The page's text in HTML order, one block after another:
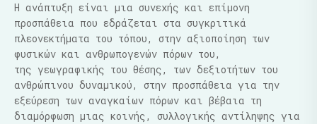
Η ανάπτυξη είναι μια συνεχής και επίμονη
προσπάθεια που εδράζεται στα συγκριτικά
πλεονεκτήματα του τόπου, στην αξιοποίηση των
φυσικών και ανθρωπογενών πόρων του,
της γεωγραφικής του θέσης, των δεξιοτήτων του
ανθρώπινου δυναμικού, στην προσπάθεια για την
εξεύρεση των αναγκαίων πόρων και βέβαια τη
διαμόρφωση μιας κοινής, συλλογικής αντίληψης για